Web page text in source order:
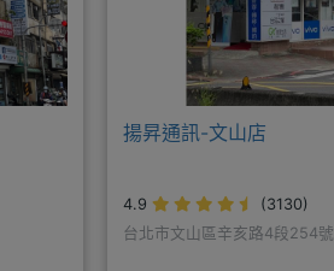
揚昇通訊-文山店
4.9
(3130)
台北市文山區辛亥路4段254號